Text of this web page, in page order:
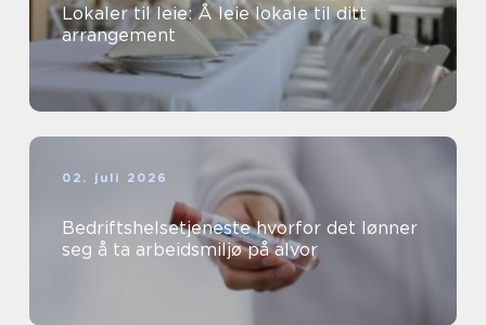
Lokaler til leie: Å leie lokale til ditt
arrangement
02. juli 2026
Bedriftshelsetjeneste hvorfor det lønner
seg å ta arbeidsmiljø på alvor